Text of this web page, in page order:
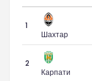
1
Шахтар
2
Карпати